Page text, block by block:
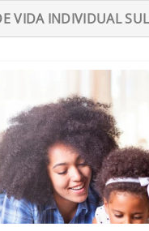
VIDA INDIVIDUAL